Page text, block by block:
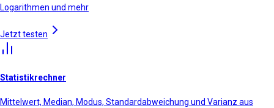
Logarithmen und mehr
Jetzt testen
Statistikrechner
Mittelwert, Median, Modus, Standardabweichung und Varianz aus